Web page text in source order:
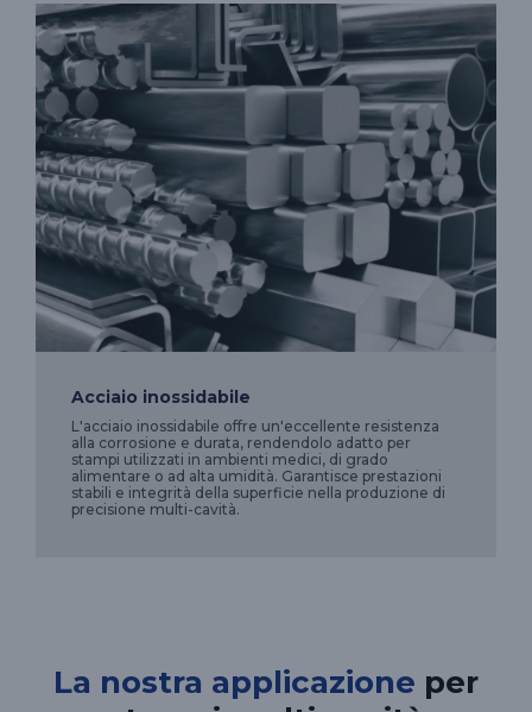
Acciaio inossidabile
L'acciaio inossidabile offre un'eccellente resistenza
alla corrosione e durata, rendendolo adatto per
stampi utilizzati in ambienti medici, di grado
alimentare o ad alta umidità. Garantisce prestazioni
stabili e integrità della superficie nella produzione di
precisione multi-cavità.
La nostra applicazione per